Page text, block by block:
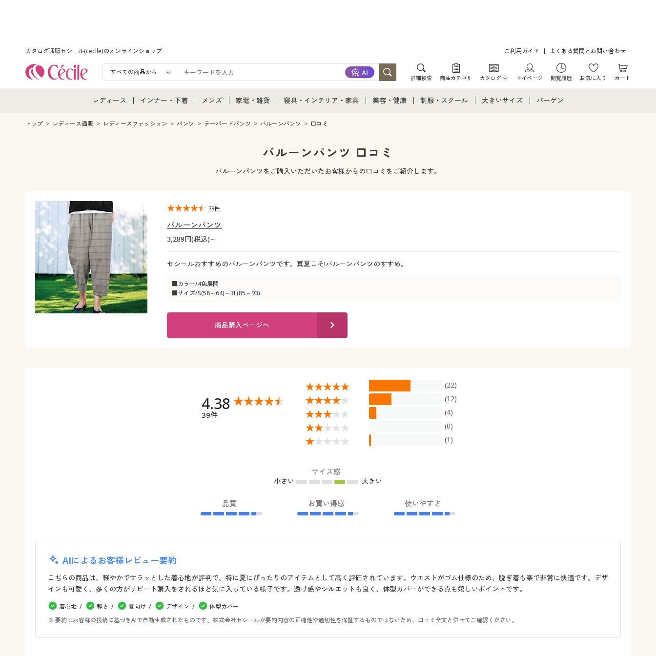
カタログ通販セシール(cecile)のオンラインショップ ご利用ガイド よくある質問とお問い合わせ
詳細検索 商品カテゴリ カタログ
カタログ・チラシからのご注文
マイページ 閲覧履歴 お気に入り カート
レディース
レディース通販すべて
インナー・下着
インナー・下着通販すべて
メンズ
メンズ通販すべて
メンズ下着
家電・雑貨
家電・雑貨すべて
キッチン・雑貨・日用品
寝具・インテリア・家具
寝具・インテリア・家具通販すべて
寝具・ベッド
美容・健康
美容・健康・サプリメント
制服・スクール
ジュニア・ティーンズ下着
大きいサイズ バーゲン
トップ レディース通販 レディースファッション パンツ テーパードパンツ バルーンパンツ 口コミ
バルーンパンツ 口コミ
バルーンパンツをご購入いただいたお客様からの口コミをご紹介します。
バルーンパンツ
3,289円(税込)～
セシールおすすめのバルーンパンツです。真夏こそ!バルーンパンツのすすめ。
■カラー/4色展開
■サイズ/S(58～64)～3L(85～93)
39件
商品購入ページへ
4.38
39件
(22)
(12)
(4)
(0)
(1)
サイズ感
小さい 大きい
品質 お買い得感 使いやすさ
AIによるお客様レビュー要約
こちらの商品は、軽やかでサラッとした着心地が評判で、特に夏にぴったりのアイテムとして高く評価されています。ウエストがゴム仕様のため、脱ぎ着も楽で非常に快適です。デザ
インも可愛く、多くの方がリピート購入をされるほど気に入っている様子です。透け感やシルエットも良く、体型カバーができる点も嬉しいポイントです。
着心地 軽さ 夏向け デザイン
体型カバー
※ 要約はお客様の投稿に基づきAIで自動生成されたものです。株式会社セシールが要約内容の正確性や適切性を保証するものではないため、口コミ全文と併せてご確認ください。